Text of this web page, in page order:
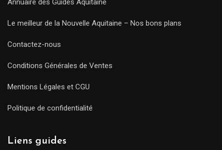
Annuaire des Guides Aquitaine
Le meilleur de la Nouvelle Aquitaine – Nos bons plans
Contactez-nous
Conditions Générales de Ventes
Mentions Légales et CGU
Politique de confidentialité
Liens guides